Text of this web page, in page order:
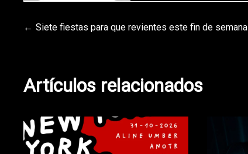
Navegación
entradas
Siete fiestas para que revientes este fin de semana
Artículos relacionados